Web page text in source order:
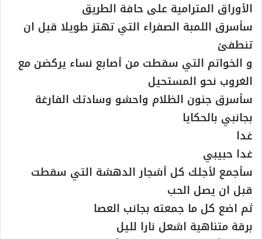
الأوراق المترامية على حافة الطريق
سأسرق اللمبة الصفراء التي تهتز طويلا قبل ان
تنطفئ
و الخواتم التي سقطت من أصابع نساء يركضن مع
الغروب نحو المستحيل
سأسرق جنون الظلام واحشو وسادتك الفارغة
بجانبي بالحكايا
غدا
غدا حبيبي
سأجمع لأجلك كل أشجار الدهشة التي سقطت
قبل ان يصل الحب
ثم اضع كل ما جمعته بجانب العصا
برقة متناهية اشعل نارا لليل